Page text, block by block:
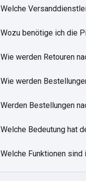
Welche
Wozu benötige ich die
Wie werden Retouren
Wie werden
Werden Bestellungen
Welche Bedeutung hat
Welche Funktionen